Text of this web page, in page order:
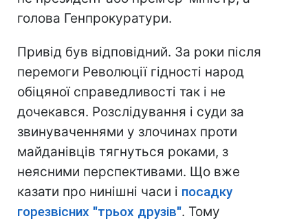
голова Генпрокуратури.
Привід був відповідний. За роки після
перемоги Революції гідності народ
обіцяної справедливості так і не
дочекався. Розслідування і суди за
звинуваченнями у злочинах проти
майданівців тягнуться роками, з
неясними перспективами. Що вже
казати про нинішні часи і посадку
горезвісних "трьох друзів". Тому